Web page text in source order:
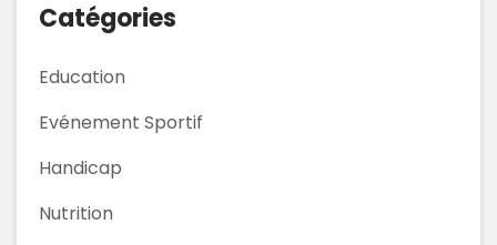
Catégories
Education
Evénement Sportif
Handicap
Nutrition